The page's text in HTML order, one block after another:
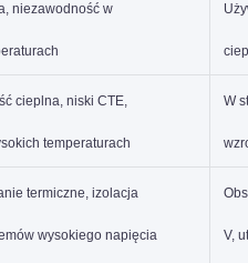
niezawodność w
cieplna, niski CTE,
temperaturach
W
termiczne, izolacja
wysokiego napięcia V,